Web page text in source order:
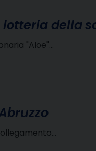
della
"Aloe"…